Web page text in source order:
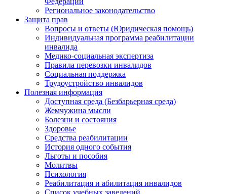
Региональное законодательство
Защита прав
Вопросы и ответы (Юридическая помощь)
Индивидуальная программа реабилитации
инвалида
Медико-социальная экспертиза
Правила перевозки инвалидов
Социальная поддержка
Трудоустройство инвалидов
Полезная информация
Доступная среда (Безбарьерная среда)
Жемчужина мысли
Болезни и состояния
Здоровье
Средства реабилитации
История одного события
Льготы и пособия
Молитвы
Психология
Реабилитация и абилитация инвалидов
Список учебных заведений